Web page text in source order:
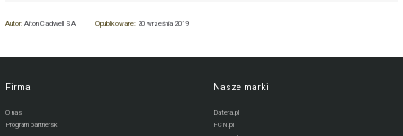
Autor:Aiton Caldwell SA Opublikowane: 20 września 2019
Firma
O nas
Program partnerski
Nasze marki
Datera.pl
FCN.pl